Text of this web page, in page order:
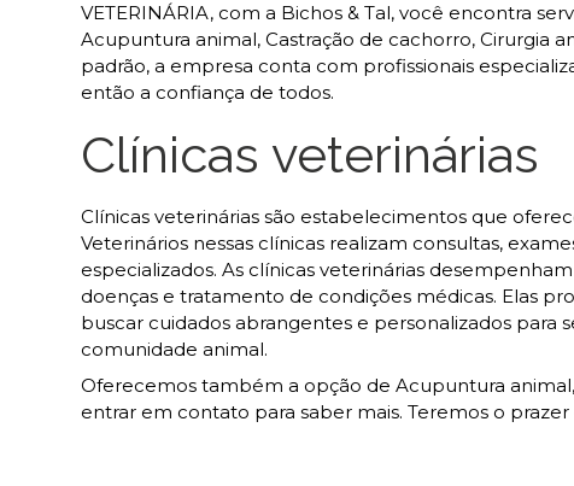
VETERINÁRIA, com a Bichos & Tal, você encontra
Acupuntura animal, Castração de cachorro, Cirurgia
padrão, a empresa conta com profissionais
então a confiança de todos.
Clínicas veterinárias
Clínicas veterinárias são estabelecimentos que
Veterinários nessas clínicas realizam consultas,
especializados. As clínicas veterinárias
doenças e tratamento de condições médicas. Elas
buscar cuidados abrangentes e personalizados
comunidade animal.
Oferecemos também a opção de Acupuntura
entrar em contato para saber mais. Teremos o